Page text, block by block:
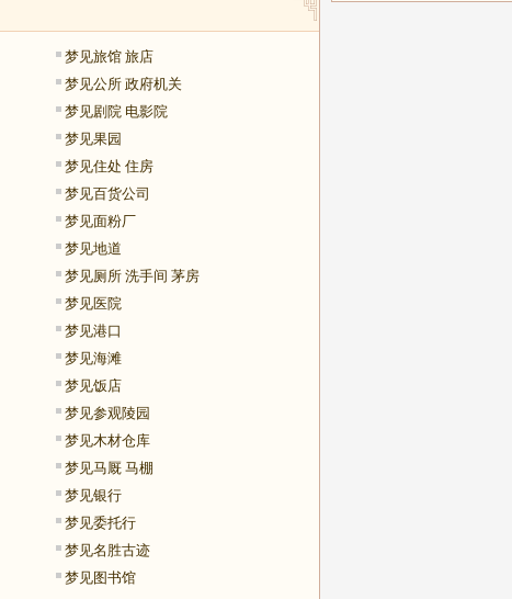
梦见旅馆 旅店
梦见公所 政府机关
梦见剧院 电影院
梦见果园
梦见住处 住房
梦见百货公司
梦见面粉厂
梦见地道
梦见厕所 洗手间 茅房
梦见医院
梦见港口
梦见海滩
梦见饭店
梦见参观陵园
梦见木材仓库
梦见马厩 马棚
梦见银行
梦见委托行
梦见名胜古迹
梦见图书馆